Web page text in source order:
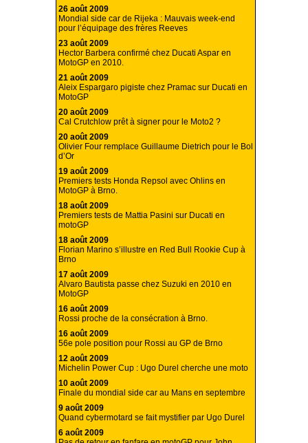
26 août 2009
Mondial side car de Rijeka : Mauvais week-end
pour l’équipage des frères Reeves
23 août 2009
Hector Barbera confirmé chez Ducati Aspar en
MotoGP en 2010.
21 août 2009
Aleix Espargaro pigiste chez Pramac sur Ducati en
MotoGP
20 août 2009
Cal Crutchlow prêt à signer pour le Moto2 ?
20 août 2009
Olivier Four remplace Guillaume Dietrich pour le Bol
d’Or
19 août 2009
Premiers tests Honda Repsol avec Ohlins en
MotoGP à Brno.
18 août 2009
Premiers tests de Mattia Pasini sur Ducati en
motoGP
18 août 2009
Florian Marino s’illustre en Red Bull Rookie Cup à
Brno
17 août 2009
Alvaro Bautista passe chez Suzuki en 2010 en
MotoGP
16 août 2009
Rossi proche de la consécration à Brno.
16 août 2009
56e pole position pour Rossi au GP de Brno
12 août 2009
Michelin Power Cup : Ugo Durel cherche une moto
10 août 2009
Finale du mondial side car au Mans en septembre
9 août 2009
Quand cybermotard se fait mystifier par Ugo Durel
6 août 2009